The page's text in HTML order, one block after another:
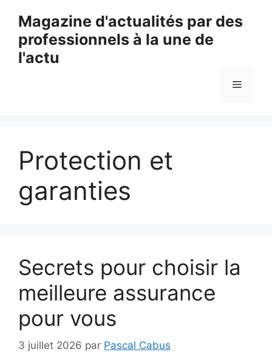
contenu
Magazine d'actualités par des
professionnels à la une de
l'actu
Menu
Protection et
garanties
Secrets pour choisir la
meilleure assurance
pour vous
3 juillet 2026 par Pascal Cabus